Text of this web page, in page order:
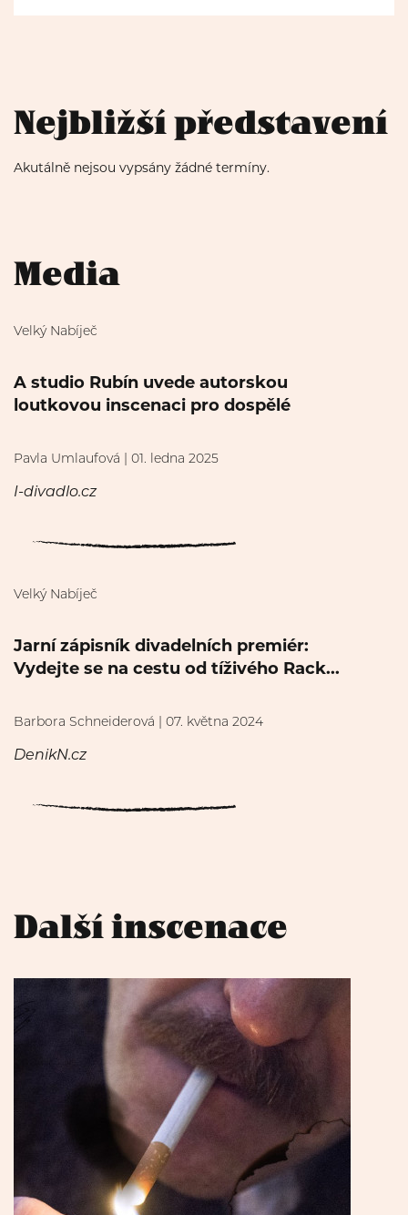
Nejbližší představení
Akutálně nejsou vypsány žádné termíny.
Media
Velký Nabíječ
A studio Rubín uvede autorskou
loutkovou inscenaci pro dospělé
Pavla Umlaufová | 01. ledna 2025
I-divadlo.cz
Velký Nabíječ
Jarní zápisník divadelních premiér:
Vydejte se na cestu od tíživého Rack...
Barbora Schneiderová | 07. května 2024
DenikN.cz
Další inscenace